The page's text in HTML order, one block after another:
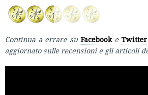
Continua a errare su FacebookeTwitter
aggiornato sulle recensioni e gli articoli